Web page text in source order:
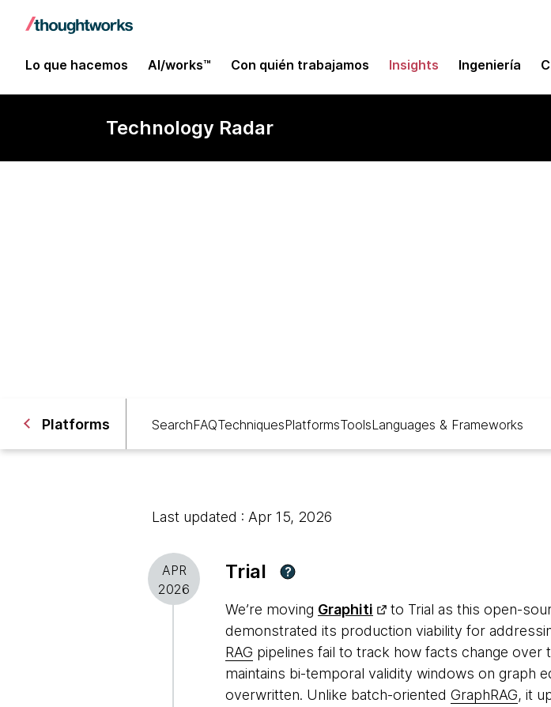
Lo que hacemos AI/works™ Con quién trabajamos Insights Ingeniería
Technology Radar
Platforms SearchFAQTechniquesPlatformsToolsLanguages & Frameworks
Last updated : Apr 15, 2026
APR
2026
Trial ?
We’re moving Graphiti
to Trial as this open-
demonstrated its production viability for
RAG pipelines fail to track how facts change over
maintains bi-temporal validity windows on graph
overwritten. Unlike batch-oriented GraphRAG, it